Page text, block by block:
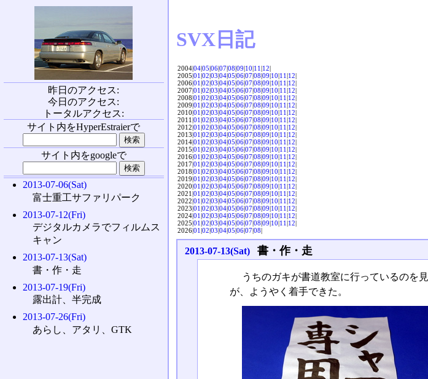
SVX日記
2004|04|05|06|07|08|09|10|11|12|
2005|01|02|03|04|05|06|07|08|09|10|11|12|
2006|01|02|03|04|05|06|07|08|09|10|11|12|
2007|01|02|03|04|05|06|07|08|09|10|11|12|
2008|01|02|03|04|05|06|07|08|09|10|11|12|
2009|01|02|03|04|05|06|07|08|09|10|11|12|
2010|01|02|03|04|05|06|07|08|09|10|11|12|
2011|01|02|03|04|05|06|07|08|09|10|11|12|
2012|01|02|03|04|05|06|07|08|09|10|11|12|
2013|01|02|03|04|05|06|07|08|09|10|11|12|
2014|01|02|03|04|05|06|07|08|09|10|11|12|
2015|01|02|03|04|05|06|07|08|09|10|11|12|
2016|01|02|03|04|05|06|07|08|09|10|11|12|
2017|01|02|03|04|05|06|07|08|09|10|11|12|
2018|01|02|03|04|05|06|07|08|09|10|11|12|
2019|01|02|03|04|05|06|07|08|09|10|11|12|
2020|01|02|03|04|05|06|07|08|09|10|11|12|
2021|01|02|03|04|05|06|07|08|09|10|11|12|
2022|01|02|03|04|05|06|07|08|09|10|11|12|
2023|01|02|03|04|05|06|07|08|09|10|11|12|
2024|01|02|03|04|05|06|07|08|09|10|11|12|
2025|01|02|03|04|05|06|07|08|09|10|11|12|
2026|01|02|03|04|05|06|07|08|
2013-07-13(Sat) 書・作・走
うちのガキが書道教室に行っているのを
が、ようやく着手できた。
昨日のアクセス:
今日のアクセス:
トータルアクセス:
サイト内をHyperEstraierで
サイト内をgoogleで
2013-07-06(Sat)
富士重工サファリパーク
2013-07-12(Fri)
デジタルカメラでフィルムス
キャン
2013-07-13(Sat)
書・作・走
2013-07-19(Fri)
露出計、半完成
2013-07-26(Fri)
あらし、アタリ、GTK